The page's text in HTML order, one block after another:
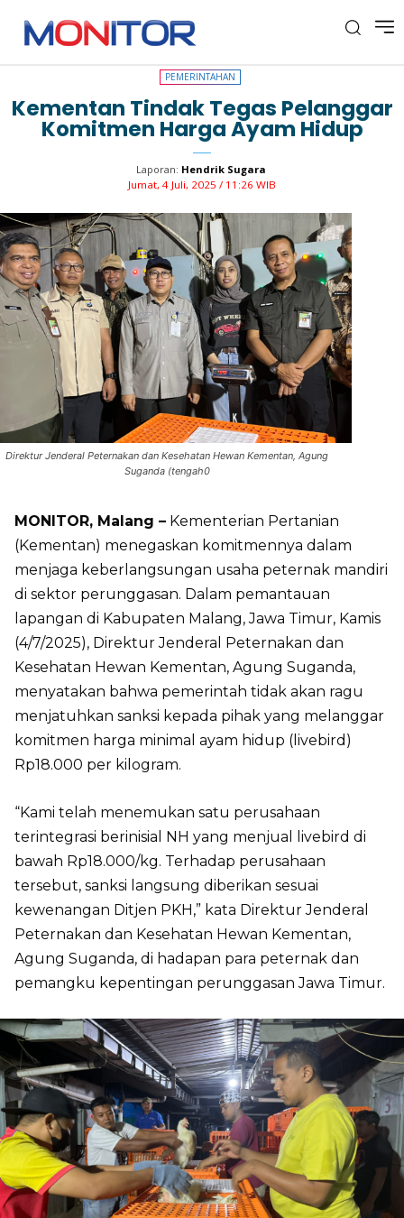
PEMERINTAHAN
PEMERINTAHAN
Kementan Tindak Tegas Pelanggar
Komitmen Harga Ayam Hidup
Laporan: Hendrik Sugara
Jumat, 4 Juli, 2025 / 11:26 WIB
Direktur Jenderal Peternakan dan Kesehatan Hewan Kementan, Agung
Suganda (tengah0
MONITOR, Malang – Kementerian Pertanian
(Kementan) menegaskan komitmennya dalam
menjaga keberlangsungan usaha peternak mandiri
di sektor perunggasan. Dalam pemantauan
lapangan di Kabupaten Malang, Jawa Timur, Kamis
(4/7/2025), Direktur Jenderal Peternakan dan
Kesehatan Hewan Kementan, Agung Suganda,
menyatakan bahwa pemerintah tidak akan ragu
menjatuhkan sanksi kepada pihak yang melanggar
komitmen harga minimal ayam hidup (livebird)
Rp18.000 per kilogram.
“Kami telah menemukan satu perusahaan
terintegrasi berinisial NH yang menjual livebird di
bawah Rp18.000/kg. Terhadap perusahaan
tersebut, sanksi langsung diberikan sesuai
kewenangan Ditjen PKH,” kata Direktur Jenderal
Peternakan dan Kesehatan Hewan Kementan,
Agung Suganda, di hadapan para peternak dan
pemangku kepentingan perunggasan Jawa Timur.